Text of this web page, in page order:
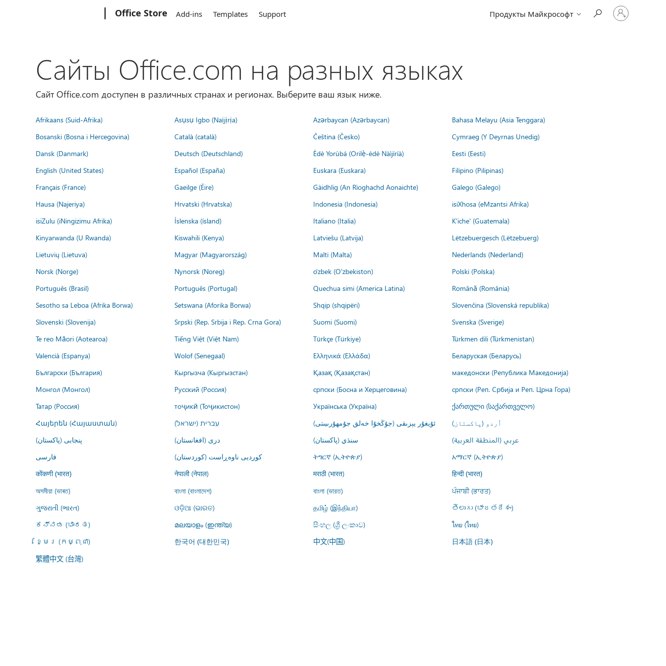
Office Store Add-ins Templates Support Продукты Майкрософт
Войдите
учетную
Сайты Office.com на разных языках
Сайт Office.com доступен в различных странах и регионах. Выберите ваш язык ниже.
Afrikaans (Suid-Afrika) Asụsụ Igbo (Naịjịrịa) Azərbaycan (Azərbaycan)
Bahasa Melayu (Asia Tenggara)
Bosanski (Bosna i Hercegovina)
Català (català) Čeština (Česko)
Cymraeg (Y Deyrnas Unedig)
Dansk (Danmark)
Deutsch (Deutschland) Èdè Yorùbá (Orilẹ̀-èdè Nàìjíríà)
Eesti (Eesti)
English (United States)
Español (España) Euskara (Euskara)
Filipino (Pilipinas)
Français (France)
Gaeilge (Éire) Gàidhlig (An Rìoghachd Aonaichte)
Galego (Galego)
Hausa (Najeriya)
Hrvatski (Hrvatska) Indonesia (Indonesia)
isiXhosa (eMzantsi Afrika)
isiZulu (iNingizimu Afrika)
Íslenska (ísland) Italiano (Italia)
K'iche' (Guatemala)
Kinyarwanda (U Rwanda)
Kiswahili (Kenya) Latviešu (Latvija)
Lëtzebuergesch (Lëtzebuerg)
Lietuvių (Lietuva)
Magyar (Magyarország) Malti (Malta)
Nederlands (Nederland)
Norsk (Norge)
Nynorsk (Noreg) o'zbek (O'zbekiston)
Polski (Polska)
Português (Brasil)
Português (Portugal) Quechua simi (America Latina)
Română (România)
Sesotho sa Leboa (Afrika Borwa)
Setswana (Aforika Borwa) Shqip (shqipëri)
Slovenčina (Slovenská republika)
Slovenski (Slovenija)
Srpski (Rep. Srbija i Rep. Crna Gora) Suomi (Suomi)
Svenska (Sverige)
Te reo Māori (Aotearoa)
Tiếng Việt (Việt Nam) Türkçe (Türkiye)
Türkmen dili (Türkmenistan)
Valencià (Espanya)
Wolof (Senegaal) Ελληνικά (Ελλάδα)
Беларуская (Беларусь)
Български (България)
Кыргызча (Кыргызстан) Қазақ (Қазақстан)
македонски (Република Македонија)
Монгол (Монгол)
Русский (Россия) српски (Босна и Херцеговина)
српски (Реп. Србија и Реп. Црна Гора)
Татар (Россия)
тоҷикӣ (Тоҷикистон) Українська (Україна)
ქართული (საქართველო)
Հայերեն (Հայաստան)
עברית (ישראל) ئۇيغۇر يېزىقى (جۇڭخۇا خەلق جۇمھۇرىيىتى)
اُردو (پاکستان)
پنجابی (پاکستان)
درى (افغانستان) سنڌي (پاکستان)
عربي (المنطقة العربية)
فارسى
کوردیی ناوەڕاست (کوردستان) ትግርኛ (ኢትዮጵያ) አማርኛ (ኢትዮጵያ)
कोंकणी (भारत) नेपाली (नेपाल) मराठी (भारत) हिन्दी (भारत)
অসমীয়া (ভাৰত) বাংলা (বাংলাদেশ) বাংলা (ভারত)
ਪੰਜਾਬੀ (ਭਾਰਤ)
ગુજરાતી (ભારત)
ଓଡ଼ିଆ (ଭାରତ) தமிழ் (இந்தியா)
తెలుగు (భారతదేశం)
ಕನ್ನಡ (ಭಾರತ)
മലയാളം (ഇന്ത്യ) සිංහල (ශ්‍රී ලංකාව)
ไทย (ไทย)
ខ្មែរ (កម្ពុជា)
한국어 (대한민국) 中文(中国) 日本語 (日本)
繁體中文 (台灣)